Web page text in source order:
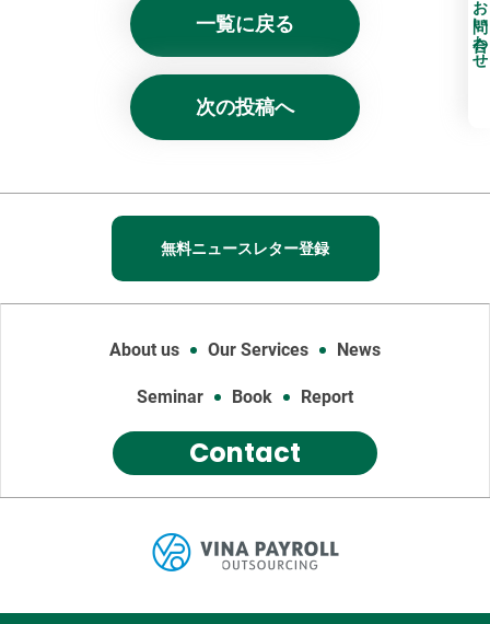
一覧に戻る
次の投稿へ
お問い合わせ
無料ニュースレター登録
About us Our Services News
Seminar Book Report
Contact